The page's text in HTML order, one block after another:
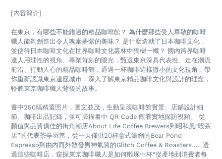
[內容簡介]
在東京，有哪些不能錯過的精品咖啡館？ 為什麼那些受人尊敬的咖啡
職人能夠創造出令人魂牽夢縈的美味？ 是什麼造就了日本咖啡文化，
並使得日本咖啡文化在世界咖啡文化叢林中獨樹一幟？ 國內跨界咖啡
達人用理性的視角、專業苛刻的眼光，甄選東京深具代表性、走在潮流
前沿、打動人心的精品咖啡館，通過一杯咖啡這樣微小的文化視角，帶
你重新認識東京這座城市，深入了解東京精品咖啡文化與設計的理念，
聆聽東京咖啡職人背後的故事。
書中250幅精選照片，圖文並茂，生動呈現咖啡館實景、店鋪設計細
節、咖啡出品記錄，並可掃描書中 QR Code 觀看實地探訪視頻。 從
顏值與品質俱佳的街角潮店About Life Coffee Brewers到昭和風“喫茶
店”的代表茶亭羽當，從一天僅供20杯意式濃縮的Bear Pond
Espresso到由內而外散發男神氣質的Glitch Coffee & Roasters……透
過這些咖啡店，窺探東京咖啡職人是如何雕琢一杯“從產地到消費者每